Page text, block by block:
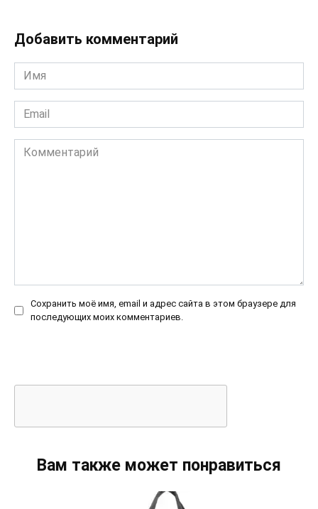
Добавить комментарий
Имя
*
Email
*
Комментарий
Сохранить моё имя, email и адрес сайта в этом браузере для
последующих моих комментариев.
Вам также может понравиться